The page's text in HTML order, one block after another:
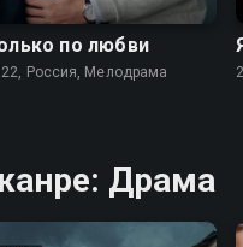
по любви
Россия, Мелодрама
Драма